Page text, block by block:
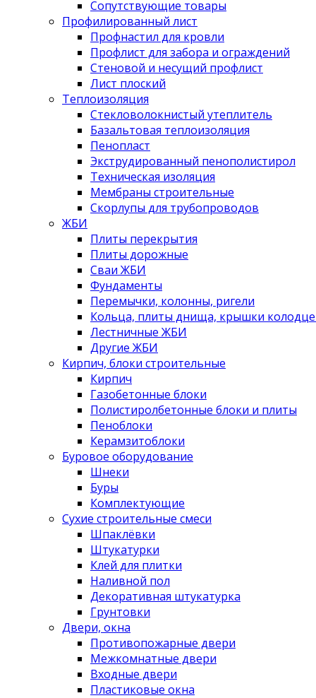
Сопутствующие товары
Профилированный лист
Профнастил для кровли
Профлист для забора и ограждений
Стеновой и несущий профлист
Лист плоский
Теплоизоляция
Стекловолокнистый утеплитель
Базальтовая теплоизоляция
Пенопласт
Экструдированный пенополистирол
Техническая изоляция
Мембраны строительные
Скорлупы для трубопроводов
ЖБИ
Плиты перекрытия
Плиты дорожные
Сваи ЖБИ
Фундаменты
Перемычки, колонны, ригели
Кольца, плиты днища, крышки
Лестничные ЖБИ
Другие ЖБИ
Кирпич, блоки строительные
Кирпич
Газобетонные блоки
Полистиролбетонные блоки и плиты
Пеноблоки
Керамзитоблоки
Буровое оборудование
Шнеки
Буры
Комплектующие
Сухие строительные смеси
Шпаклёвки
Штукатурки
Клей для плитки
Наливной пол
Декоративная штукатурка
Грунтовки
Двери, окна
Противопожарные двери
Межкомнатные двери
Входные двери
Пластиковые окна